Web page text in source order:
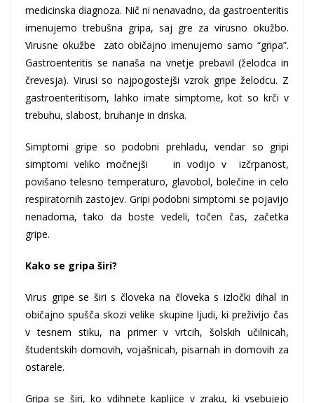
medicinska diagnoza. Nič ni nenavadno, da gastroenteritis
imenujemo trebušna gripa, saj gre za virusno okužbo.
Virusne okužbe zato običajno imenujemo samo “gripa”.
Gastroenteritis se nanaša na vnetje prebavil (želodca in
črevesja). Virusi so najpogostejši vzrok gripe želodcu. Z
gastroenteritisom, lahko imate simptome, kot so krči v
trebuhu, slabost, bruhanje in driska.
Simptomi gripe so podobni prehladu, vendar so gripi
simptomi veliko močnejši in vodijo v izčrpanost,
povišano telesno temperaturo, glavobol, bolečine in celo
respiratornih zastojev. Gripi podobni simptomi se pojavijo
nenadoma, tako da boste vedeli, točen čas, začetka
gripe.
Kako se gripa širi?
Virus gripe se širi s človeka na človeka s izločki dihal in
običajno spušča skozi velike skupine ljudi, ki preživijo čas
v tesnem stiku, na primer v vrtcih, šolskih učilnicah,
študentskih domovih, vojašnicah, pisarnah in domovih za
ostarele.
Gripa se širi, ko vdihnete kapljice v zraku, ki vsebujejo